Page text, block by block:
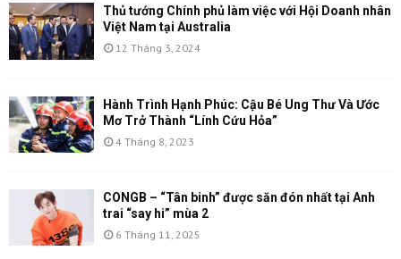
Thủ tướng Chính phủ làm việc với Hội Doanh nhân
Việt Nam tại Australia
12 Tháng 3, 2024
Hành Trình Hạnh Phúc: Cậu Bé Ung Thư Và Ước
Mơ Trở Thành “Lính Cứu Hỏa”
4 Tháng 8, 2023
CONGB – “Tân binh” được săn đón nhất tại Anh
trai “say hi” mùa 2
6 Tháng 11, 2025